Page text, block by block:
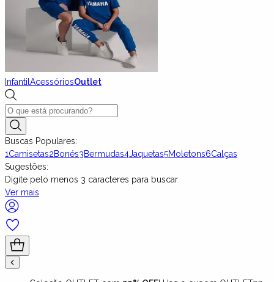
Infantil AcessóriosOutlet
Buscas Populares:
1Camisetas2Bonés3Bermudas4Jaquetas5Moletons6Calças
Sugestões:
Digite pelo menos 3 caracteres para buscar
Ver mais